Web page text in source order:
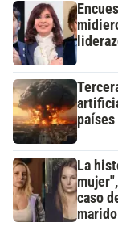
La
caso
marido